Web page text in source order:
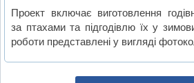
Проект включає виготовлення
за птахами та підгодівлю їх у
роботи представлені у вигляді